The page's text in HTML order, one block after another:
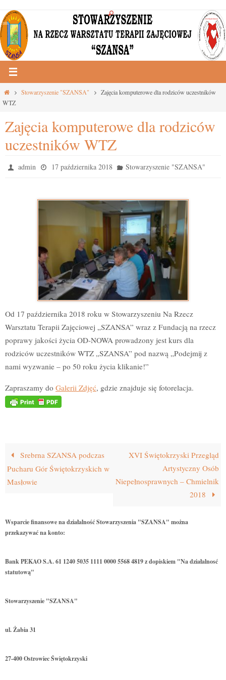
Przejdź
do
treści
Strona
główna
Stowarzyszenie "SZANSA"
Zajęcia komputerowe dla rodziców uczestników
WTZ
Zajęcia komputerowe dla rodziców
uczestników WTZ
admin 17 października 2018 Stowarzyszenie "SZANSA"
Od 17 października 2018 roku w Stowarzyszeniu Na Rzecz
Warsztatu Terapii Zajęciowej „SZANSA” wraz z Fundacją na rzecz
poprawy jakości życia OD-NOWA prowadzony jest kurs dla
rodziców uczestników WTZ „SZANSA” pod nazwą „Podejmij z
nami wyzwanie – po 50 roku życia klikanie!”
Zapraszamy do Galerii Zdjęć, gdzie znajduje się fotorelacja.
Srebrna SZANSA podczas
Pucharu Gór Świętokrzyskich w
Masłowie
XVI Świętokrzyski Przegląd
Artystyczny Osób
Niepełnosprawnych – Chmielnik
2018
Wsparcie finansowe na działalność Stowarzyszenia "SZANSA" można
przekazywać na konto:
Bank PEKAO S.A. 61 1240 5035 1111 0000 5568 4819 z dopiskiem "Na działalnosć
statutową"
Stowarzyszenie "SZANSA"
ul. Żabia 31
27-400 Ostrowiec Świętokrzyski